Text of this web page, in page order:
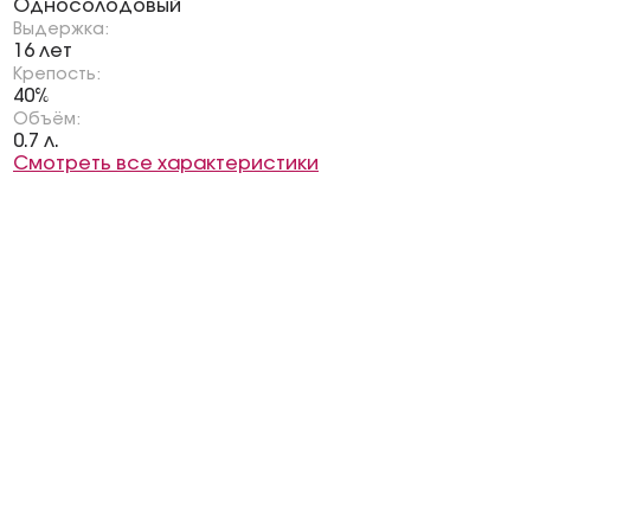
Односолодовый
Выдержка:
16 лет
Крепость:
40%
Объём:
0.7 л.
Смотреть все характеристики